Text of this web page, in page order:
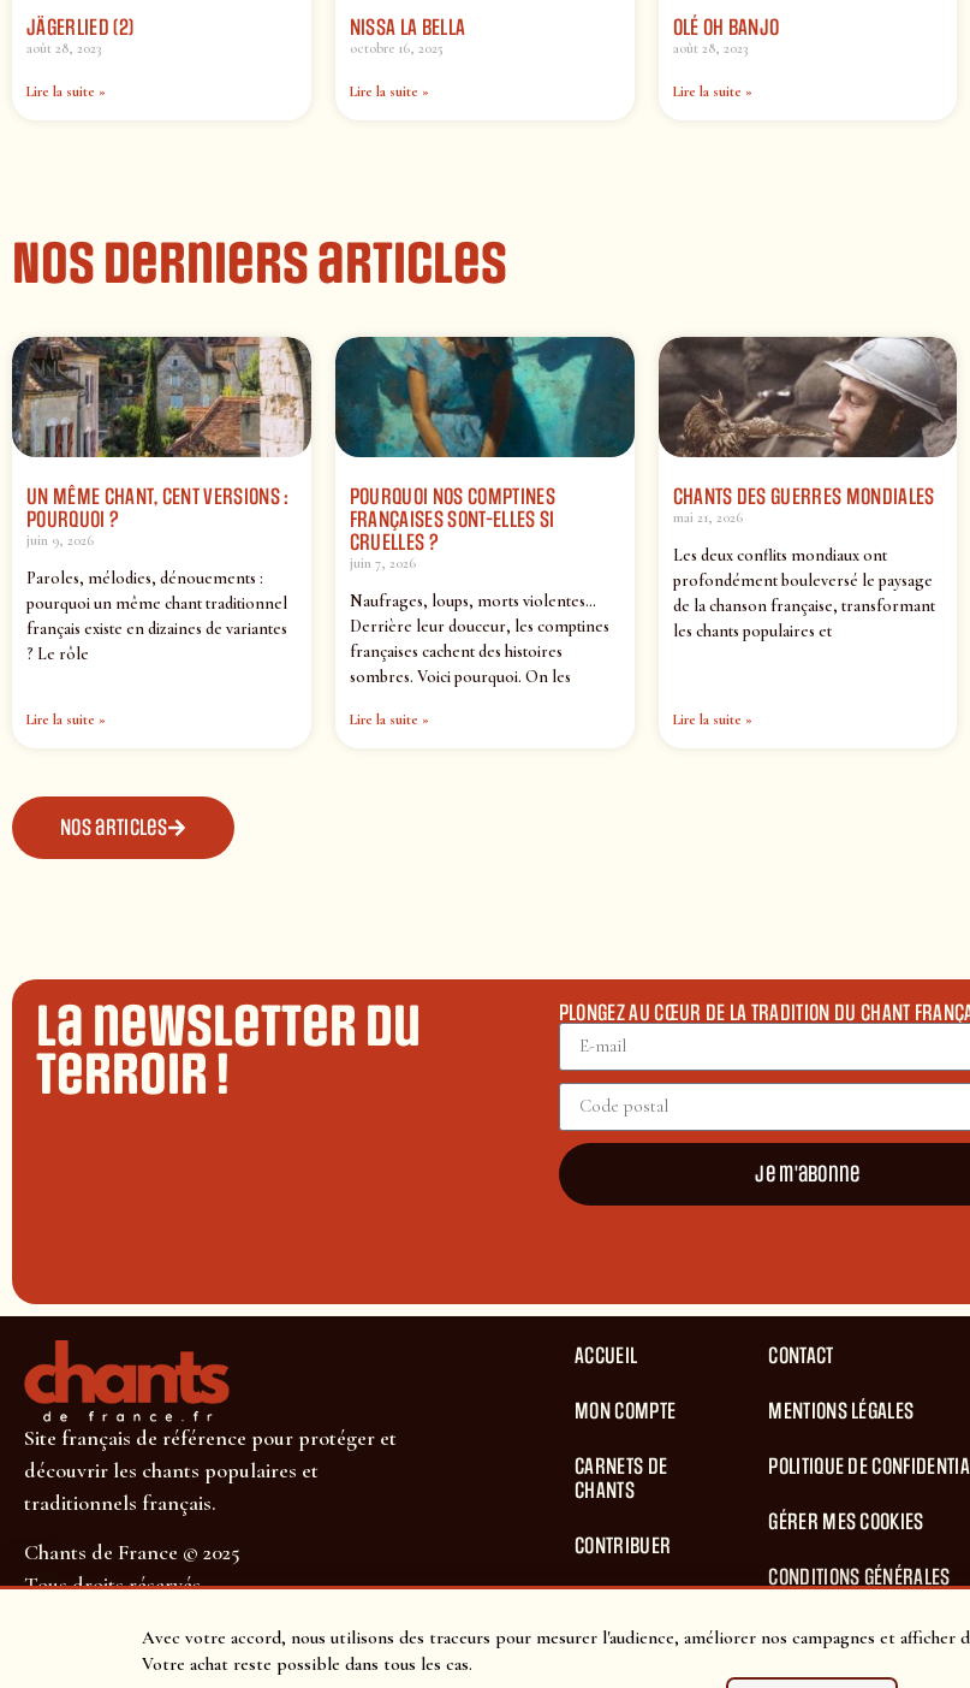
Avec votre accord, nous utilisons des traceurs pour mesurer l'audience, améliorer nos campagnes et afficher
Votre achat reste possible dans tous les cas.
JÄGERLIED (2)
août 28, 2023
Lire la suite »
NISSA LA BELLA
octobre 16, 2025
Lire la suite »
OLÉ OH BANJO
août 28, 2023
Lire la suite »
Nos derniers articles
UN MÊME CHANT, CENT VERSIONS :
POURQUOI ?
juin 9, 2026
Paroles, mélodies, dénouements :
pourquoi un même chant traditionnel
français existe en dizaines de variantes
? Le rôle
Lire la suite »
POURQUOI NOS COMPTINES
FRANÇAISES SONT-ELLES SI
CRUELLES ?
juin 7, 2026
Naufrages, loups, morts violentes…
Derrière leur douceur, les comptines
françaises cachent des histoires
sombres. Voici pourquoi. On les
Lire la suite »
CHANTS DES GUERRES MONDIALES
mai 21, 2026
Les deux conflits mondiaux ont
profondément bouleversé le paysage
de la chanson française, transformant
les chants populaires et
Lire la suite »
Nos articles
La newsletter du
terroir !
PLONGEZ AU CŒUR DE LA TRADITION DU CHANT
Je m'abonne
Site français de référence pour protéger et
découvrir les chants populaires et
traditionnels français.
Chants de France © 2025
Tous droits réservés
SUIVEZ-NOUS POUR NE RIEN MANQUER !
ACCUEIL
MON COMPTE
CARNETS DE
CHANTS
CONTRIBUER
CONTACT
MENTIONS LÉGALES
POLITIQUE DE
GÉRER MES COOKIES
CONDITIONS GÉNÉRALES
CONDITIONS GÉNÉRALES